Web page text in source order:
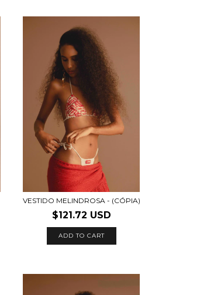
VESTIDO MELINDROSA - (CÓPIA)
$121.72 USD
ADD TO CART